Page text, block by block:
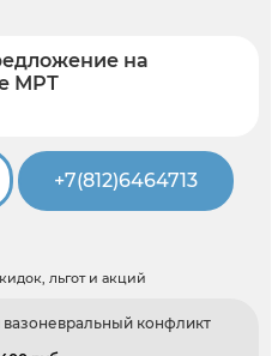
на
МРТ
+7(812)6464713
льгот и акций
конфликт